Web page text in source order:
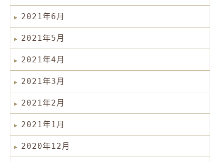
2021年6月
2021年5月
2021年4月
2021年3月
2021年2月
2021年1月
2020年12月